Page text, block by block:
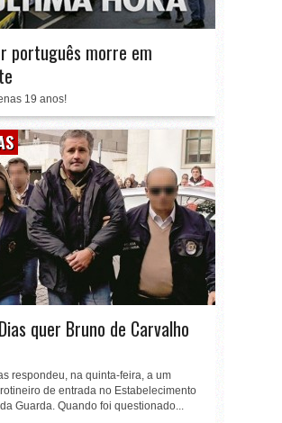
português morre em
19 anos!
quer Bruno de Carvalho
respondeu, na quinta-feira, a um
de entrada no Estabelecimento
Guarda. Quando foi questionado...